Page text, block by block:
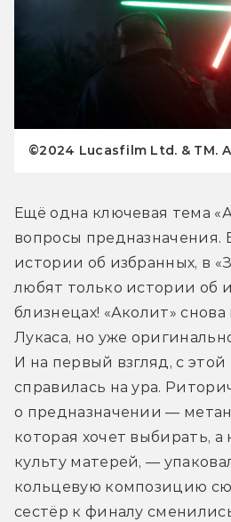
©2024 Lucasfilm Ltd. & TM.
Ещё одна ключевая тема
вопросы предназначения.
истории об избранных, в
любят только истории об
близнецах! «Аколит»
Лукаса, но уже
И на первый взгляд, с
справилась на ура.
о предназначении —
которая хочет выбирать, а
культу матерей, —
кольцевую композицию
сестёр к финалу